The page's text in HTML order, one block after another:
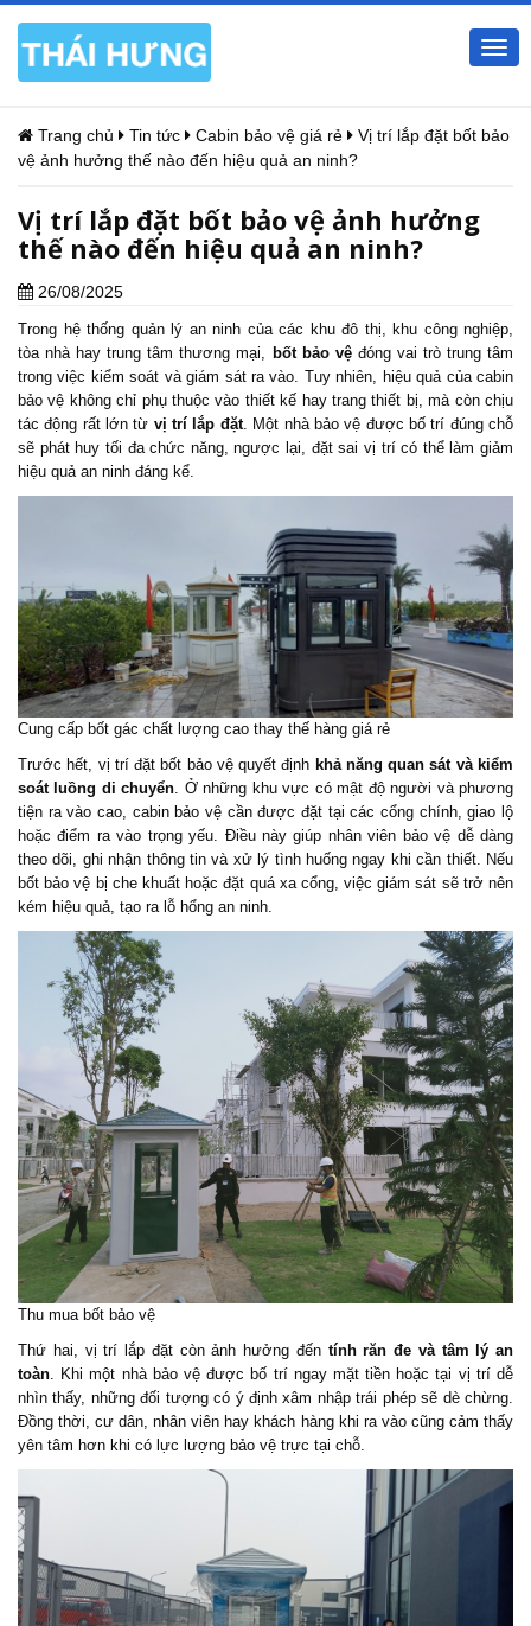
Trang chủ Tin tức Cabin bảo vệ giá rẻ
Vị trí lắp đặt bốt bảo
vệ ảnh hưởng thế nào đến hiệu quả an ninh?
Vị trí lắp đặt bốt bảo vệ ảnh hưởng
thế nào đến hiệu quả an ninh?
26/08/2025
Trong hệ thống quản lý an ninh của các khu đô thị, khu công nghiệp,
tòa nhà hay trung tâm thương mại, bốt bảo vệđóng vai trò trung tâm
trong việc kiểm soát và giám sát ra vào. Tuy nhiên, hiệu quả của cabin
bảo vệ không chỉ phụ thuộc vào thiết kế hay trang thiết bị, mà còn chịu
tác động rất lớn từ vị trí lắp đặt. Một nhà bảo vệ được bố trí đúng chỗ
sẽ phát huy tối đa chức năng, ngược lại, đặt sai vị trí có thể làm giảm
hiệu quả an ninh đáng kể.
Cung cấp bốt gác chất lượng cao thay thế hàng giá rẻ
Trước hết, vị trí đặt bốt bảo vệ quyết định khả năng quan sát và kiểm
soát luồng di chuyển. Ở những khu vực có mật độ người và phương
tiện ra vào cao, cabin bảo vệ cần được đặt tại các cổng chính, giao lộ
hoặc điểm ra vào trọng yếu. Điều này giúp nhân viên bảo vệ dễ dàng
theo dõi, ghi nhận thông tin và xử lý tình huống ngay khi cần thiết. Nếu
bốt bảo vệ bị che khuất hoặc đặt quá xa cổng, việc giám sát sẽ trở nên
kém hiệu quả, tạo ra lỗ hổng an ninh.
Thu mua bốt bảo vệ
Thứ hai, vị trí lắp đặt còn ảnh hưởng đến tính răn đe và tâm lý an
toàn . Khi một nhà bảo vệ được bố trí ngay mặt tiền hoặc tại vị trí dễ
nhìn thấy, những đối tượng có ý định xâm nhập trái phép sẽ dè chừng.
Đồng thời, cư dân, nhân viên hay khách hàng khi ra vào cũng cảm thấy
yên tâm hơn khi có lực lượng bảo vệ trực tại chỗ.